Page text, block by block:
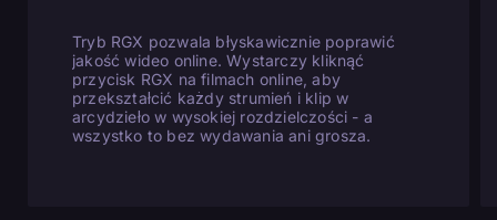
Tryb RGX pozwala błyskawicznie poprawić
jakość wideo online. Wystarczy kliknąć
przycisk RGX na filmach online, aby
przekształcić każdy strumień i klip w
arcydzieło w wysokiej rozdzielczości - a
wszystko to bez wydawania ani grosza.